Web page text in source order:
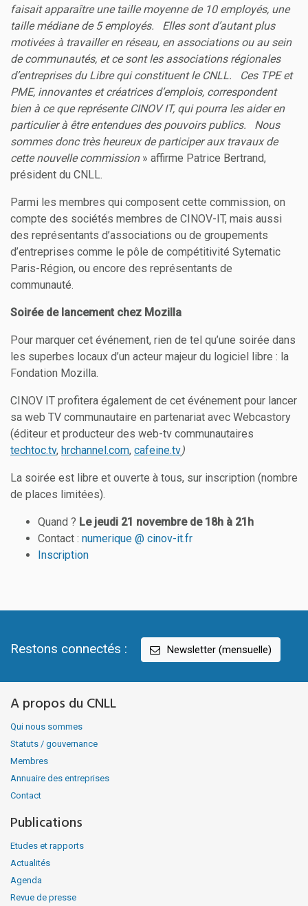
faisait apparaître une taille moyenne de 10 employés, une
taille médiane de 5 employés. Elles sont d’autant plus
motivées à travailler en réseau, en associations ou au sein
de communautés, et ce sont les associations régionales
d’entreprises du Libre qui constituent le CNLL. Ces TPE et
PME, innovantes et créatrices d’emplois, correspondent
bien à ce que représente CINOV IT, qui pourra les aider en
particulier à être entendues des pouvoirs publics. Nous
sommes donc très heureux de participer aux travaux de
cette nouvelle commission » affirme Patrice Bertrand,
président du CNLL.
Parmi les membres qui composent cette commission, on
compte des sociétés membres de CINOV-IT, mais aussi
des représentants d’associations ou de groupements
d’entreprises comme le pôle de compétitivité Sytematic
Paris-Région, ou encore des représentants de
communauté.
Soirée de lancement chez Mozilla
Pour marquer cet événement, rien de tel qu’une soirée dans
les superbes locaux d’un acteur majeur du logiciel libre : la
Fondation Mozilla.
CINOV IT profitera également de cet événement pour lancer
sa web TV communautaire en partenariat avec Webcastory
(éditeur et producteur des web-tv communautaires
techtoc.tv, hrchannel.com, cafeine.tv)
La soirée est libre et ouverte à tous, sur inscription (nombre
de places limitées).
Quand ? Le jeudi 21 novembre de 18h à 21h
Contact : numerique @ cinov-it.fr
Inscription
Restons connectés : Newsletter (mensuelle)
A propos du CNLL
Qui nous sommes
Statuts / gouvernance
Membres
Annuaire des entreprises
Contact
Publications
Etudes et rapports
Actualités
Agenda
Revue de presse